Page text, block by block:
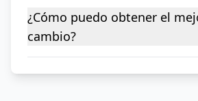
¿Cómo puedo obtener el
cambio?